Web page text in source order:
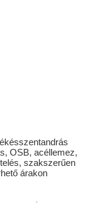
OSB, acéllemez,
szakszerűen
árakon